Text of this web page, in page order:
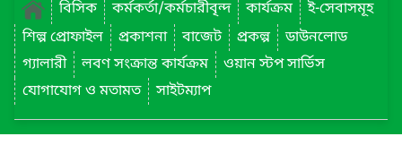
বিসিক
কর্মকর্তা/কর্মচারীবৃন্দ কার্যক্রম
ই-সেবাসমূহ
শিল্প প্রোফাইল
প্রকাশনা বাজেট প্রকল্প
ডাউনলোড
গ্যালারী
লবণ সংক্রান্ত কার্যক্রম
ওয়ান স্টপ সার্ভিস
যোগাযোগ ও মতামত
সাইটম্যাপ